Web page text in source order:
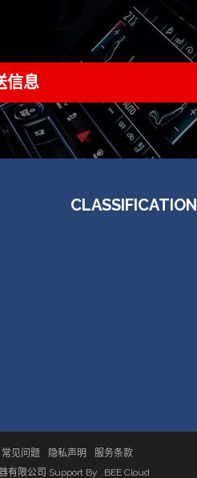
信息
CLASSIFICATION
常见问题 隐私声明
服务条款
有限公司 Support By BEE Cloud